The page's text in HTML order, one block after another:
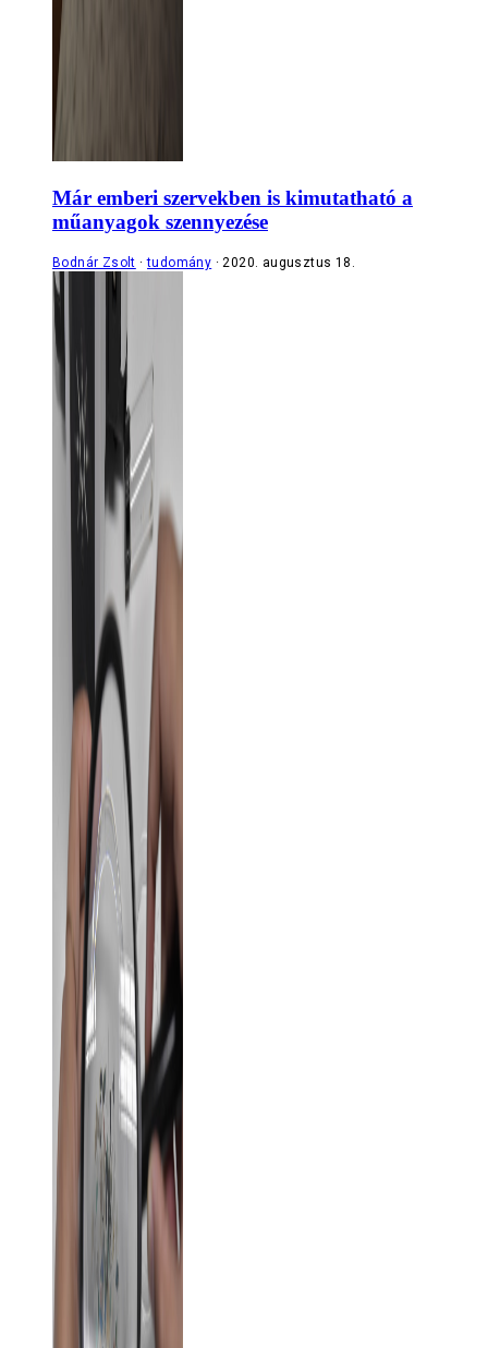
Már emberi szervekben is kimutatható a
műanyagok szennyezése
Bodnár Zsolt tudomány 2020. augusztus 18.